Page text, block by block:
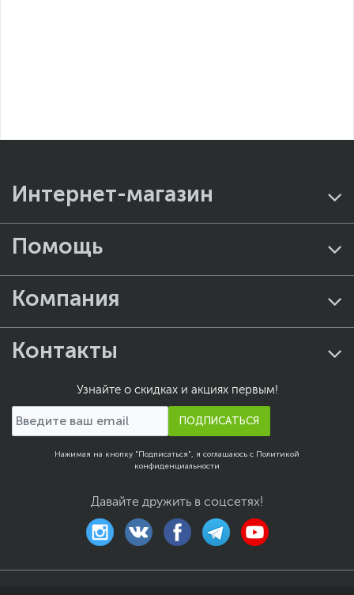
Интернет-магазин
Помощь
Компания
Контакты
Узнайте о скидках и акциях первым!
ПОДПИСАТЬСЯ
Нажимая на кнопку "Подписаться", я соглашаюсь с Политикой
конфиденциальности
Давайте дружить в соцсетях!